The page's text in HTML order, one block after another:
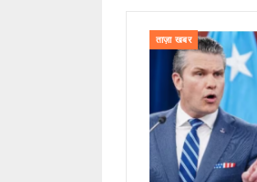
ताज़ा खबर